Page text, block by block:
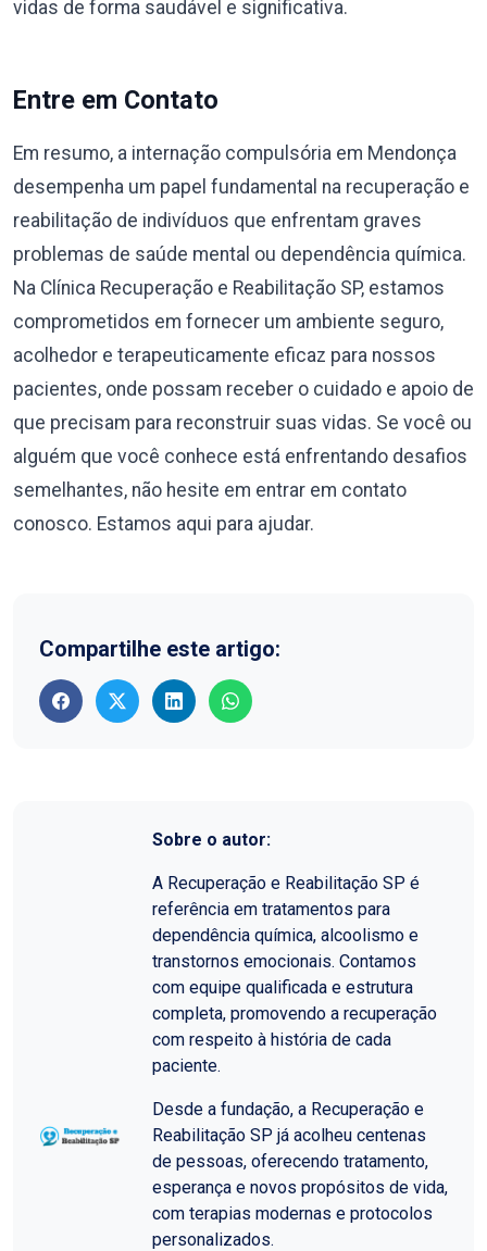
vidas de forma saudável e significativa.
Entre em Contato
Em resumo, a internação compulsória em Mendonça
desempenha um papel fundamental na recuperação e
reabilitação de indivíduos que enfrentam graves
problemas de saúde mental ou dependência química.
Na Clínica Recuperação e Reabilitação SP, estamos
comprometidos em fornecer um ambiente seguro,
acolhedor e terapeuticamente eficaz para nossos
pacientes, onde possam receber o cuidado e apoio de
que precisam para reconstruir suas vidas. Se você ou
alguém que você conhece está enfrentando desafios
semelhantes, não hesite em entrar em contato
conosco. Estamos aqui para ajudar.
Compartilhe este artigo:
Sobre o autor:
A Recuperação e Reabilitação SP é
referência em tratamentos para
dependência química, alcoolismo e
transtornos emocionais. Contamos
com equipe qualificada e estrutura
completa, promovendo a recuperação
com respeito à história de cada
paciente.
Desde a fundação, a Recuperação e
Reabilitação SP já acolheu centenas
de pessoas, oferecendo tratamento,
esperança e novos propósitos de vida,
com terapias modernas e protocolos
personalizados.